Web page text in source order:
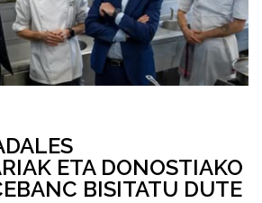
ETA DONOSTIAKO
BISITATU DUTE